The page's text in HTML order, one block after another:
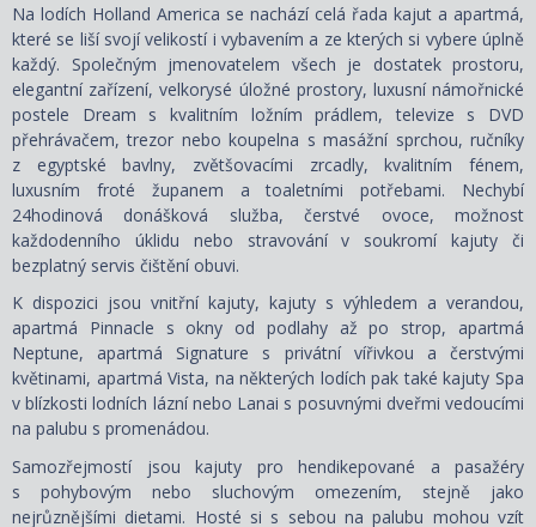
Na lodích Holland America se nachází celá řada kajut a apartmá,
které se liší svojí velikostí i vybavením a ze kterých si vybere úplně
každý. Společným jmenovatelem všech je dostatek prostoru,
elegantní zařízení, velkorysé úložné prostory, luxusní námořnické
postele Dream s kvalitním ložním prádlem, televize s DVD
přehrávačem, trezor nebo koupelna s masážní sprchou, ručníky
z egyptské bavlny, zvětšovacími zrcadly, kvalitním fénem,
luxusním froté županem a toaletními potřebami. Nechybí
24hodinová donášková služba, čerstvé ovoce, možnost
každodenního úklidu nebo stravování v soukromí kajuty či
bezplatný servis čištění obuvi.
K dispozici jsou vnitřní kajuty, kajuty s výhledem a verandou,
apartmá Pinnacle s okny od podlahy až po strop, apartmá
Neptune, apartmá Signature s privátní vířivkou a čerstvými
květinami, apartmá Vista, na některých lodích pak také kajuty Spa
v blízkosti lodních lázní nebo Lanai s posuvnými dveřmi vedoucími
na palubu s promenádou.
Samozřejmostí jsou kajuty pro hendikepované a pasažéry
s pohybovým nebo sluchovým omezením, stejně jako
nejrůznějšími dietami. Hosté si s sebou na palubu mohou vzít